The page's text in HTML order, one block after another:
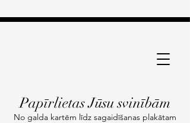
Papīrlietas Jūsu svinībām
No galda kartēm līdz sagaidīšanas plakātam